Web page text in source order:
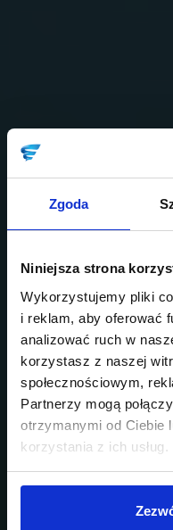
Zgoda
Niniejsza strona
Wykorzystujemy pliki
i reklam, aby oferować
analizować ruch w
korzystasz z naszej
społecznościowym,
Partnerzy mogą
otrzymanymi od Ciebie
korzystania z ich usług.